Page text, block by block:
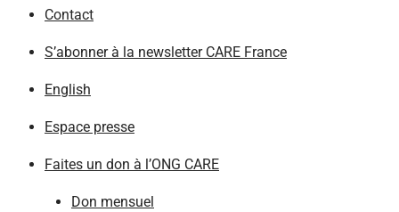
Contact
S’abonner à la newsletter CARE France
English
Espace presse
Faites un don à l’ONG CARE
Don mensuel